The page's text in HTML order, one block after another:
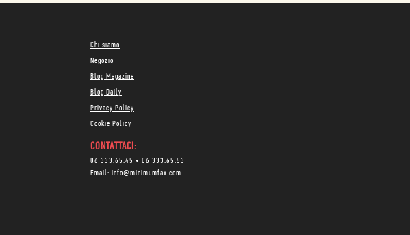
Chi siamo
Negozio
Blog Magazine
Blog Daily
Privacy Policy
Cookie Policy
CONTATTACI:
06 333.65.45 • 06 333.65.53
Email: info@minimumfax.com